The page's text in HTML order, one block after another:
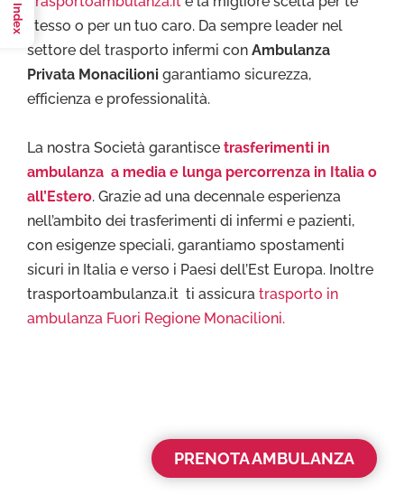
stesso o per un tuo caro. Da sempre leader nel
settore del trasporto infermi con Ambulanza
Privata Monacilioni garantiamo sicurezza,
efficienza e professionalità.
La nostra Società garantisce trasferimenti in
ambulanza a media e lunga percorrenza in Italia o
all’Estero. Grazie ad una decennale esperienza
nell’ambito dei trasferimenti di infermi e pazienti,
con esigenze speciali, garantiamo spostamenti
sicuri in Italia e verso i Paesi dell’Est Europa. Inoltre
trasportoambulanza.it ti assicura trasporto in
ambulanza Fuori Regione Monacilioni.
PRENOTA AMBULANZA
Index